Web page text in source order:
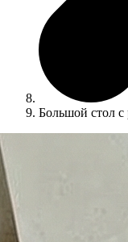
Большой стол с